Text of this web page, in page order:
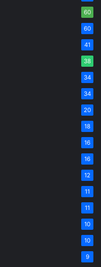
60
60
41
38
34
34
20
18
16
16
12
11
11
10
10
9